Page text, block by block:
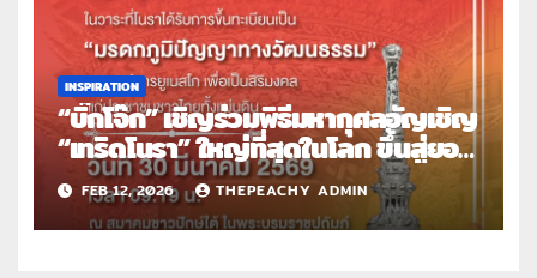
INSPIRATION
“บิ๊กโจ๊ก” เชิญร่วมพิธีมหากุศลอัญเชิญ
“เทริดโนรา” ใหญ่ที่สุดในโลก ขึ้นสู่ยอด
อาคารสมาคมชาวปักษ์ใต้ฯ 30 มี.ค. 69
FEB 12, 2026 THEPEACHY ADMIN